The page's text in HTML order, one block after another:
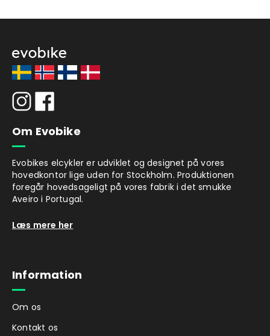
Om Evobike
Evobikes elcykler er udviklet og designet på vores
hovedkontor lige uden for Stockholm. Produktionen
foregår hovedsageligt på vores fabrik i det smukke
Aveiro i Portugal.
Læs mere her
Information
Om os
Kontakt os